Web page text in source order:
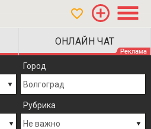
Город
Рубрика